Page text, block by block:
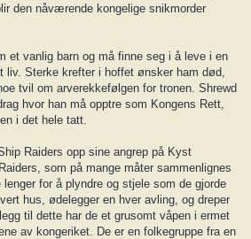
den nåværende kongelige snikmorder
et vanlig barn og må finne seg i å leve i en
liv. Sterke krefter i hoffet ønsker ham død,
tvil om arverekkefølgen for tronen. Shrewd
hvor han må opptre som Kongens Rett,
i det hele tatt.
Raiders opp sine angrep på Kyst
som på mange måter sammenlignes
for å plyndre og stjele som de gjorde
hus, ødelegger en hver avling, og dreper
til dette har de et grusomt våpen i ermet
av kongeriket. De er en folkegruppe fra en